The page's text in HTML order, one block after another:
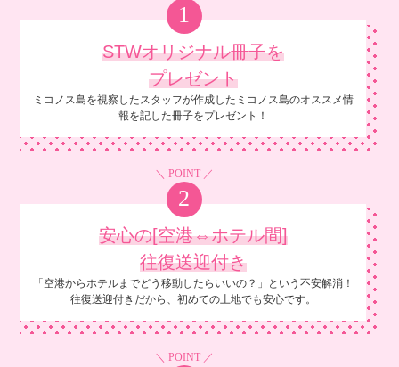
1
STWオリジナル冊子を
プレゼント
ミコノス島を視察したスタッフが作成したミコノス島のオススメ情
報を記した冊子をプレゼント！
＼ POINT ／
2
安心の[空港⇔ホテル間]
往復送迎付き
「空港からホテルまでどう移動したらいいの？」という不安解消！
往復送迎付きだから、初めての土地でも安心です。
＼ POINT ／